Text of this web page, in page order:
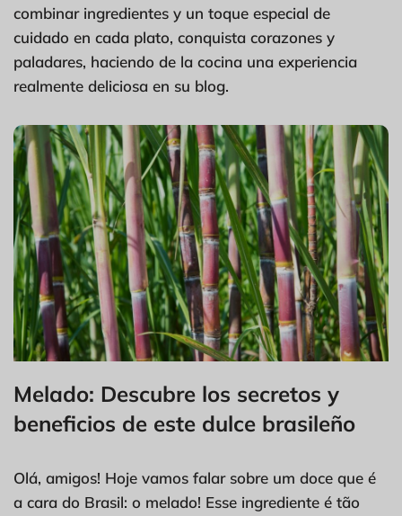
combinar ingredientes y un toque especial de
cuidado en cada plato, conquista corazones y
paladares, haciendo de la cocina una experiencia
realmente deliciosa en su blog.
Melado: Descubre los secretos y
beneficios de este dulce brasileño
Olá, amigos! Hoje vamos falar sobre um doce que é
a cara do Brasil: o melado! Esse ingrediente é tão